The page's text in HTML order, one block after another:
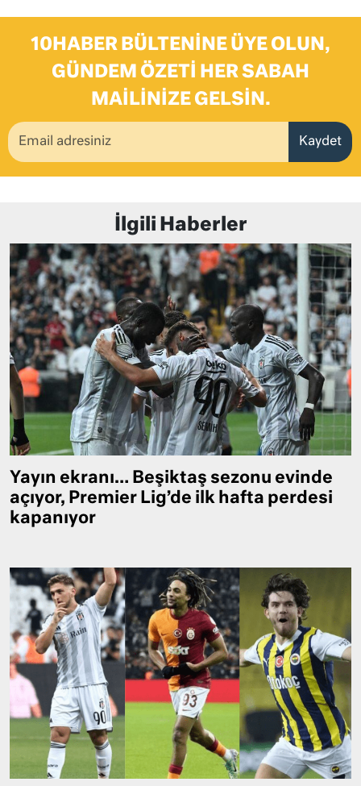
10HABER BÜLTENINE ÜYE OLUN,
GÜNDEM ÖZETI HER SABAH
MAILINIZE GELSIN.
Kaydet
İlgili Haberler
Yayın ekranı… Beşiktaş sezonu evinde
açıyor, Premier Lig’de ilk hafta perdesi
kapanıyor